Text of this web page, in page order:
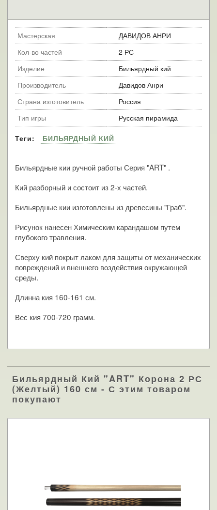
Мастерская
ДАВИДОВ АНРИ
Кол-во частей
2 РС
Изделие
Бильярдный кий
Производитель
Давидов Анри
Страна изготовитель
Россия
Тип игры
Русская пирамида
Теги: БИЛЬЯРДНЫЙ КИЙ
Бильярдные кии ручной работы Серия "ART" .
Кий разборный и состоит из 2-х частей.
Бильярдные кии изготовлены из древесины "Граб".
Рисунок нанесен Химическим карандашом путем
глубокого травления.
Сверху кий покрыт лаком для защиты от механических
повреждений и внешнего воздействия окружающей
среды.
Длинна кия 160-161 см.
Вес кия 700-720 грамм.
Бильярдный Кий "ART" Корона 2 РС
(Желтый) 160 см - С этим товаром
покупают